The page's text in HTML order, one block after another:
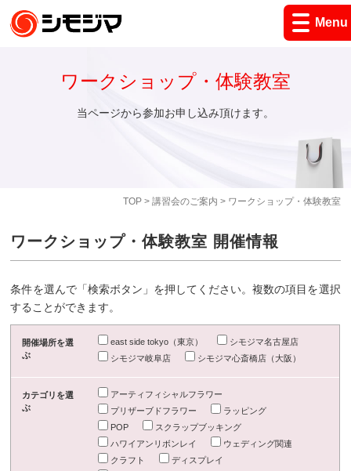
Menu
TOP> 講習会のご案内 > ワークショップ・体験教室
ワークショップ・体験教室
当ページから参加お申し込み頂けます。
ワークショップ・体験教室 開催情報
条件を選んで「検索ボタン」を押してください。複数の項目を選択
することができます。
開催場所を選
ぶ
east side tokyo（東京）
シモジマ名古屋店
シモジマ岐阜店
シモジマ心斎橋店（大阪）
カテゴリを選
ぶ
アーティフィシャルフラワー
プリザーブドフラワー
ラッピング
POP
スクラップブッキング
ハワイアンリボンレイ
ウェディング関連
クラフト
ディスプレイ